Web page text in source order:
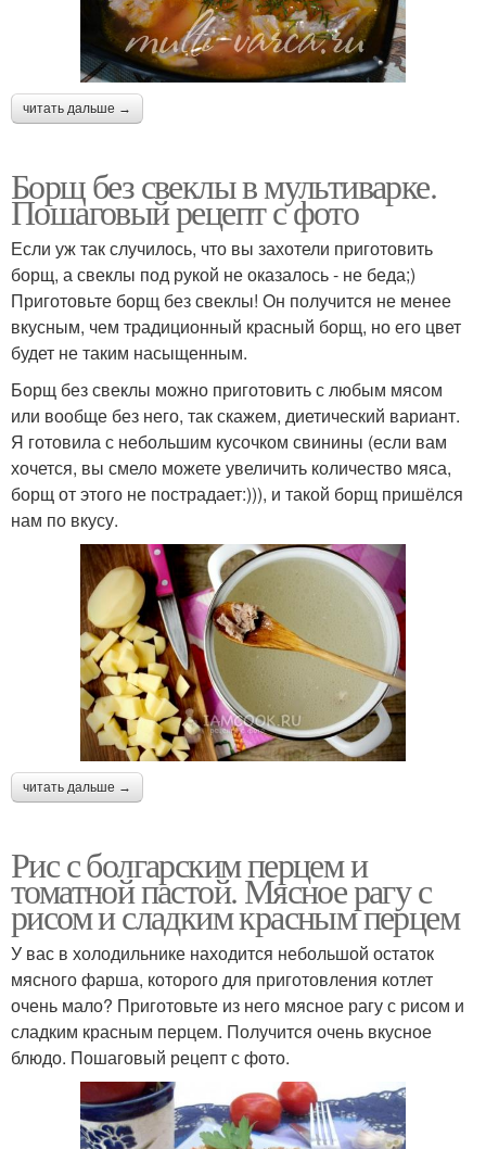
читать дальше →
Борщ без свеклы в мультиварке.
Пошаговый рецепт с фото
Если уж так случилось, что вы захотели приготовить
борщ, а свеклы под рукой не оказалось - не беда;)
Приготовьте борщ без свеклы! Он получится не менее
вкусным, чем традиционный красный борщ, но его цвет
будет не таким насыщенным.
Борщ без свеклы можно приготовить с любым мясом
или вообще без него, так скажем, диетический вариант.
Я готовила с небольшим кусочком свинины (если вам
хочется, вы смело можете увеличить количество мяса,
борщ от этого не пострадает:))), и такой борщ пришёлся
нам по вкусу.
читать дальше →
Рис с болгарским перцем и
томатной пастой. Мясное рагу с
рисом и сладким красным перцем
У вас в холодильнике находится небольшой остаток
мясного фарша, которого для приготовления котлет
очень мало? Приготовьте из него мясное рагу с рисом и
сладким красным перцем. Получится очень вкусное
блюдо. Пошаговый рецепт с фото.